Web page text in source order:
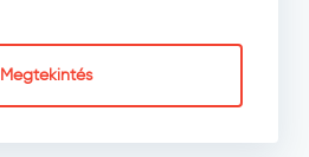
Megtekintés